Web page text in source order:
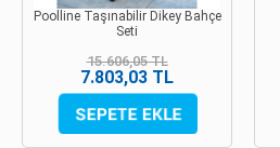
Poolline Taşınabilir Dikey Bahçe
Seti
15.606,05 TL
7.803,03 TL